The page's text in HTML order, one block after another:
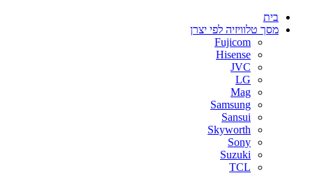
בית
מסך טלוויזיה לפי יצרן
Fujicom
Hisense
JVC
LG
Mag
Samsung
Sansui
Skyworth
Sony
Suzuki
TCL